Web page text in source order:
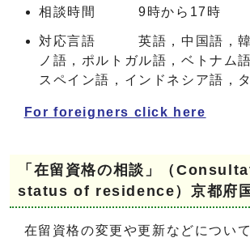
相談時間 9時から17時
対応言語 英語，中国語，韓
ノ語，ポルトガル語，ベトナム
スペイン語，インドネシア語，
For foreigners click here
「在留資格の相談」（
status of residence）京都府
在留資格の変更や更新などについ